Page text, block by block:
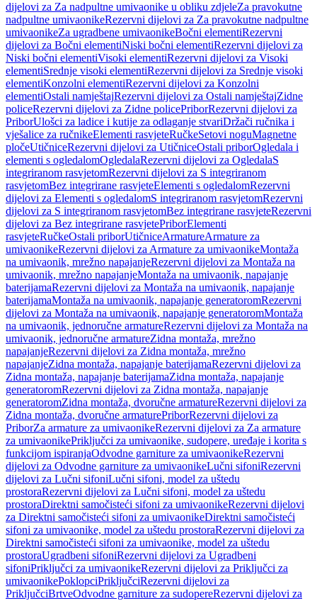
dijelovi za Za nadpultne umivaonike u obliku zdjeleZa pravokutne
nadpultne umivaonikeRezervni dijelovi za Za pravokutne nadpultne
umivaonikeZa ugradbene umivaonikeBočni elementiRezervni
dijelovi za Bočni elementiNiski bočni elementiRezervni dijelovi za
Niski bočni elementiVisoki elementiRezervni dijelovi za Visoki
elementiSrednje visoki elementiRezervni dijelovi za Srednje visoki
elementiKonzolni elementiRezervni dijelovi za Konzolni
elementiOstali namještajRezervni dijelovi za Ostali namještajZidne
policeRezervni dijelovi za Zidne policePriborRezervni dijelovi za
PriborUlošci za ladice i kutije za odlaganje stvariDržači ručnika i
vješalice za ručnikeElementi rasvjeteRučkeSetovi noguMagnetne
pločeUtičniceRezervni dijelovi za UtičniceOstali priborOgledala i
elementi s ogledalomOgledalaRezervni dijelovi za OgledalaS
integriranom rasvjetomRezervni dijelovi za S integriranom
rasvjetomBez integrirane rasvjeteElementi s ogledalomRezervni
dijelovi za Elementi s ogledalomS integriranom rasvjetomRezervni
dijelovi za S integriranom rasvjetomBez integrirane rasvjeteRezervni
dijelovi za Bez integrirane rasvjetePriborElementi
rasvjeteRučkeOstali priborUtičniceArmatureArmature za
umivaonikeRezervni dijelovi za Armature za umivaonikeMontaža
na umivaonik, mrežno napajanjeRezervni dijelovi za Montaža na
umivaonik, mrežno napajanjeMontaža na umivaonik, napajanje
baterijamaRezervni dijelovi za Montaža na umivaonik, napajanje
baterijamaMontaža na umivaonik, napajanje generatoromRezervni
dijelovi za Montaža na umivaonik, napajanje generatoromMontaža
na umivaonik, jednoručne armatureRezervni dijelovi za Montaža na
umivaonik, jednoručne armatureZidna montaža, mrežno
napajanjeRezervni dijelovi za Zidna montaža, mrežno
napajanjeZidna montaža, napajanje baterijamaRezervni dijelovi za
Zidna montaža, napajanje baterijamaZidna montaža, napajanje
generatoromRezervni dijelovi za Zidna montaža, napajanje
generatoromZidna montaža, dvoručne armatureRezervni dijelovi za
Zidna montaža, dvoručne armaturePriborRezervni dijelovi za
PriborZa armature za umivaonikeRezervni dijelovi za Za armature
za umivaonikePriključci za umivaonike, sudopere, uređaje i korita s
funkcijom ispiranjaOdvodne garniture za umivaonikeRezervni
dijelovi za Odvodne garniture za umivaonikeLučni sifoniRezervni
dijelovi za Lučni sifoniLučni sifoni, model za uštedu
prostoraRezervni dijelovi za Lučni sifoni, model za uštedu
prostoraDirektni samočisteći sifoni za umivaonikeRezervni dijelovi
za Direktni samočisteći sifoni za umivaonikeDirektni samočisteći
sifoni za umivaonike, model za uštedu prostoraRezervni dijelovi za
Direktni samočisteći sifoni za umivaonike, model za uštedu
prostoraUgradbeni sifoniRezervni dijelovi za Ugradbeni
sifoniPriključci za umivaonikeRezervni dijelovi za Priključci za
umivaonikePoklopciPriključciRezervni dijelovi za
PriključciBrtveOdvodne garniture za sudopereRezervni dijelovi za